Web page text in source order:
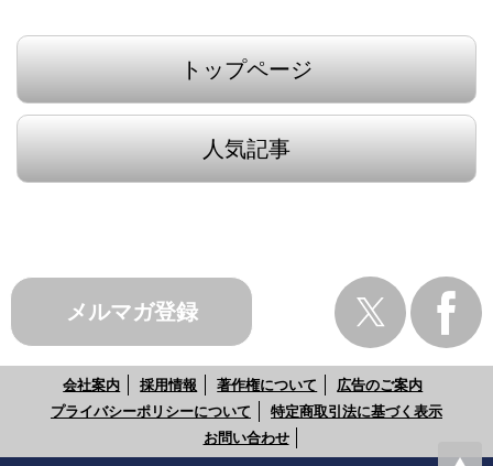
トップページ
人気記事
メルマガ登録
会社案内 採用情報 著作権について
広告のご案内
プライバシーポリシーについて
特定商取引法に基づく表示
お問い合わせ